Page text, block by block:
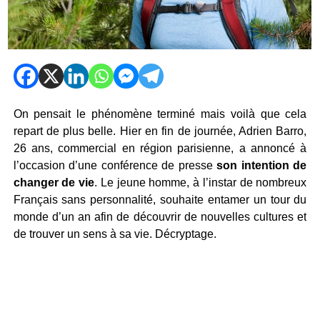
On pensait le phénomène terminé mais voilà que cela
repart de plus belle. Hier en fin de journée, Adrien Barro,
26 ans, commercial en région parisienne, a annoncé à
l’occasion d’une conférence de presseson intention de
changer de vie. Le jeune homme, à l’instar de nombreux
Français sans personnalité, souhaite entamer un tour du
monde d’un an afin de découvrir de nouvelles cultures et
de trouver un sens à sa vie. Décryptage.